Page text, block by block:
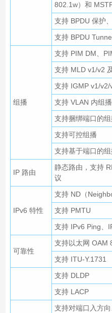
802.1w）和
支持 BPDU 保护
支持 BPDU
组播
支持 PIM DM、
支持 MLD v1/v2
支持 IGMP v1/
支持 VLAN 内组
支持捆绑端口的
支持可控组播
支持基于端口的
IP 路由
静态路由，支持
议
IPv6 特性
支持 ND（
支持 PMTU
支持 IPv6 Ping、
可靠性
支持以太网 OAM
支持 ITU-Y.1731
支持 DLDP
支持 LACP
支持对端口入方